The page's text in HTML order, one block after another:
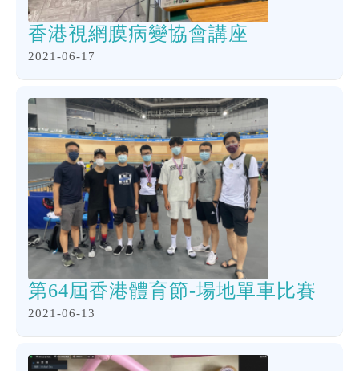
香港視網膜病變協會講座
2021-06-17
第64屆香港體育節-場地單車比賽
2021-06-13